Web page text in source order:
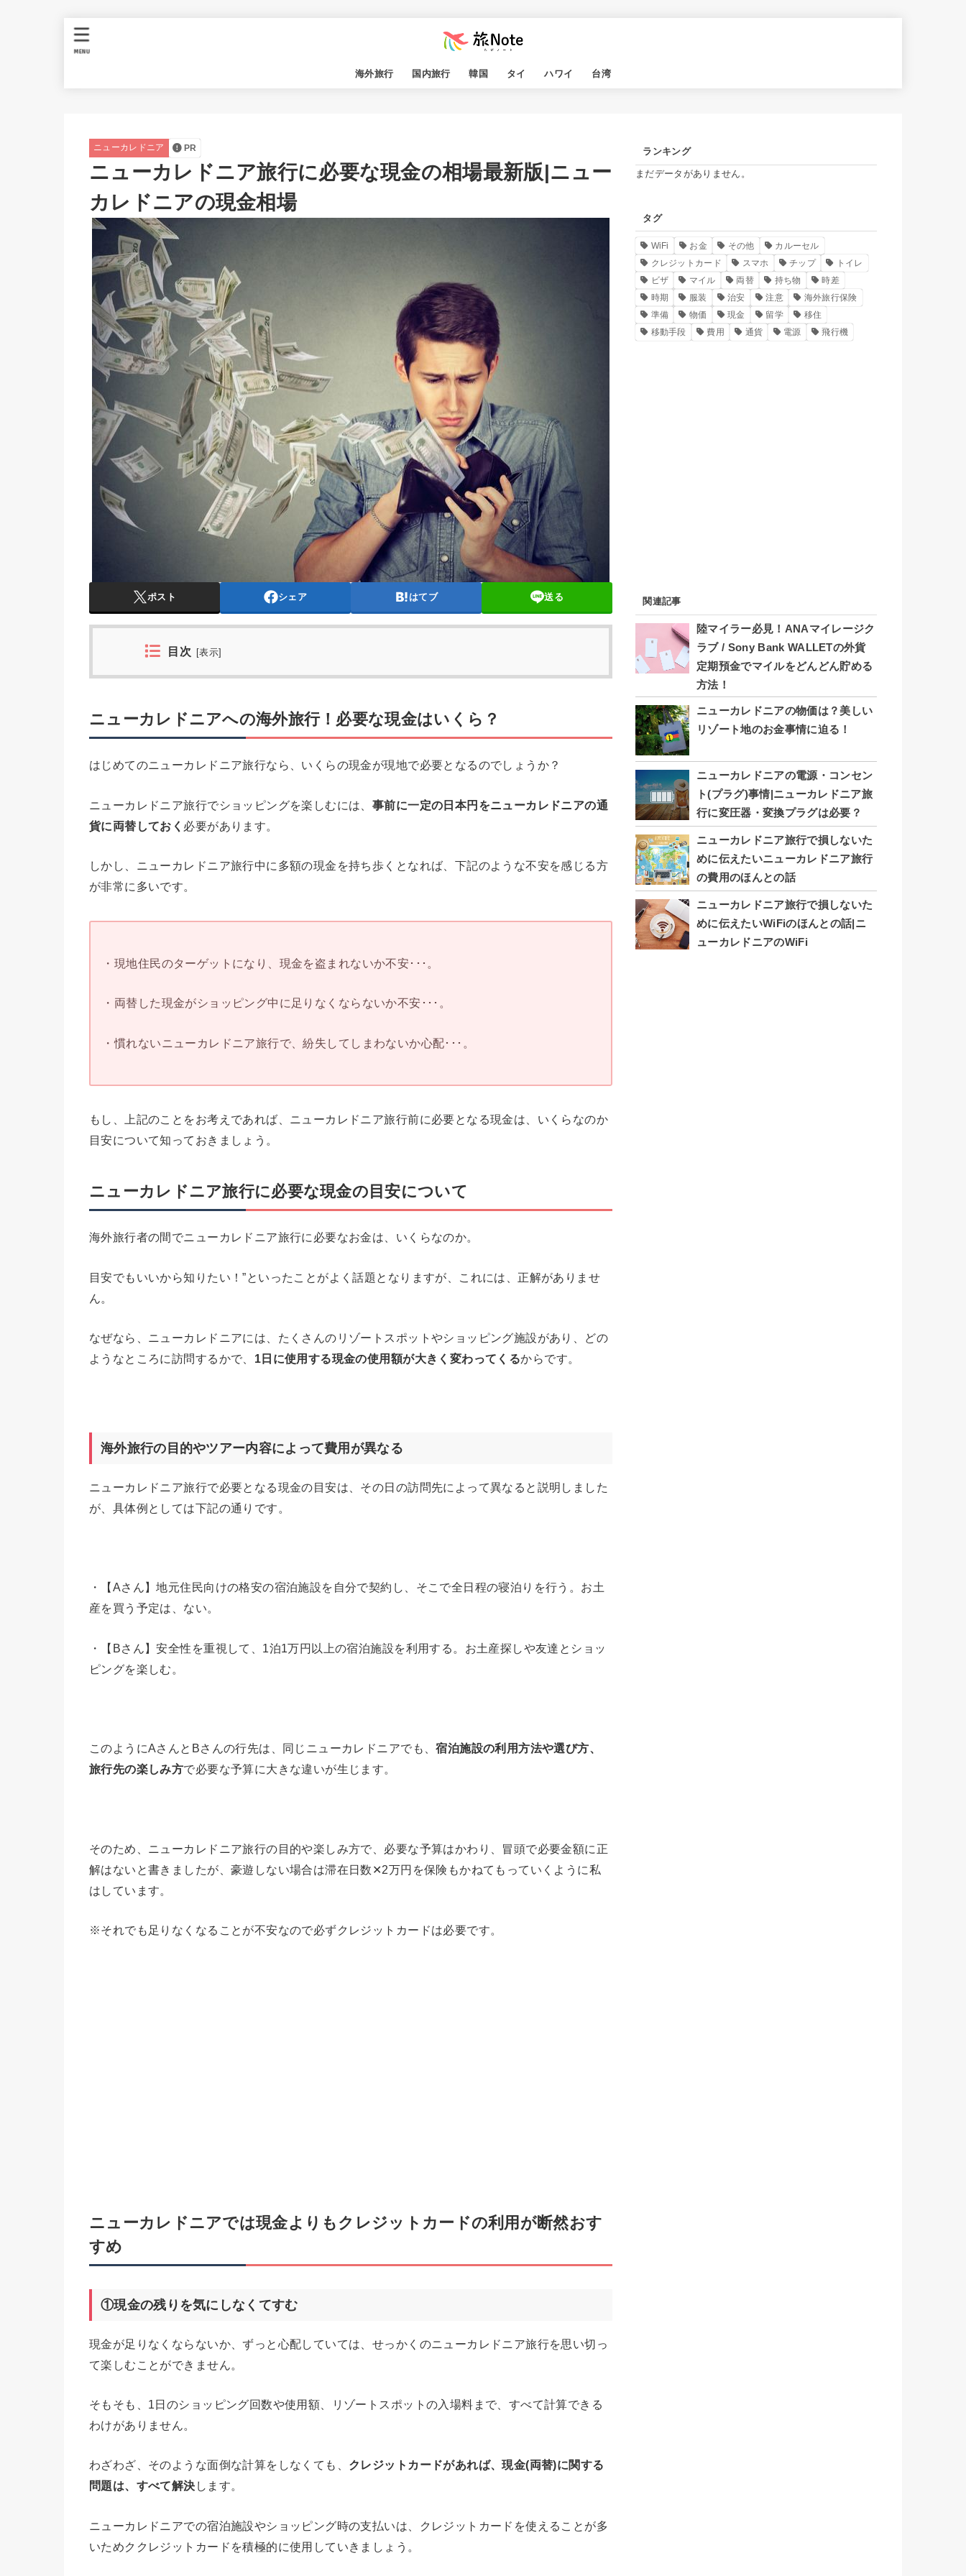
海外旅行 国内旅行 韓国 タイ ハワイ 台湾
MENU
ニューカレドニア PR
ニューカレドニア旅行に必要な現金の相場最新版|ニュー
カレドニアの現金相場
ポスト シェア はてブ 送る
目次 [表示
ニューカレドニアへの海外旅行！必要な現金はいくら？
はじめてのニューカレドニア旅行なら、いくらの現金が現地で必要となるのでしょうか？
ニューカレドニア旅行でショッピングを楽しむには、 事前に一定の日本円をニューカレドニアの通
貨に両替しておく 必要があります。
しかし、ニューカレドニア旅行中に多額の現金を持ち歩くとなれば、下記のような不安を感じる方
が非常に多いです。
・現地住民のターゲットになり、現金を盗まれないか不安･･･。
・両替した現金がショッピング中に足りなくならないか不安･･･。
・慣れないニューカレドニア旅行で、紛失してしまわないか心配･･･。
もし、上記のことをお考えであれば、ニューカレドニア旅行前に必要となる現金は、いくらなのか
目安について知っておきましょう。
ニューカレドニア旅行に必要な現金の目安について
海外旅行者の間でニューカレドニア旅行に必要なお金は、いくらなのか。
目安でもいいから知りたい！”といったことがよく話題となりますが、これには、正解がありませ
ん。
なぜなら、ニューカレドニアには、たくさんのリゾートスポットやショッピング施設があり、どの
ようなところに訪問するかで、 1日に使用する現金の使用額が大きく変わってくるからです。
海外旅行の目的やツアー内容によって費用が異なる
ニューカレドニア旅行で必要となる現金の目安は、その日の訪問先によって異なると説明しました
が、具体例としては下記の通りです。
・【Aさん】地元住民向けの格安の宿泊施設を自分で契約し、そこで全日程の寝泊りを行う。お土
産を買う予定は、ない。
・【Bさん】安全性を重視して、1泊1万円以上の宿泊施設を利用する。お土産探しや友達とショッ
ピングを楽しむ。
このようにAさんとBさんの行先は、同じニューカレドニアでも、宿泊施設の利用方法や選び方、
旅行先の楽しみ方で必要な予算に大きな違いが生じます。
そのため、ニューカレドニア旅行の目的や楽しみ方で、必要な予算はかわり、冒頭で必要金額に正
解はないと書きましたが、豪遊しない場合は滞在日数✕2万円を保険もかねてもっていくように私
はしています。
※それでも足りなくなることが不安なので必ずクレジットカードは必要です。
ニューカレドニアでは現金よりもクレジットカードの利用が断然おす
すめ
①現金の残りを気にしなくてすむ
現金が足りなくならないか、ずっと心配していては、せっかくのニューカレドニア旅行を思い切っ
て楽しむことができません。
そもそも、1日のショッピング回数や使用額、リゾートスポットの入場料まで、すべて計算できる
わけがありません。
わざわざ、そのような面倒な計算をしなくても、 クレジットカードがあれば、現金(両替)に関する
問題は、すべて解決 します。
ニューカレドニアでの宿泊施設やショッピング時の支払いは、クレジットカードを使えることが多
いためククレジットカードを積極的に使用していきましょう。
ランキング
まだデータがありません。
タグ
WiFi お金 その他
カルーセル
クレジットカード
スマホ チップ
トイレ
ビザ
マイル 両替 持ち物
時差
時期
服装 治安 注意
海外旅行保険
準備
物価 現金 留学
移住
移動手段
費用 通貨 電源 飛行機
関連記事
陸マイラー必見！ANAマイレージク
ラブ / Sony Bank WALLETの外貨
定期預金でマイルをどんどん貯める
方法！
ニューカレドニアの物価は？美しい
リゾート地のお金事情に迫る！
ニューカレドニアの電源・コンセン
ト(プラグ)事情|ニューカレドニア旅
行に変圧器・変換プラグは必要？
ニューカレドニア旅行で損しないた
めに伝えたいニューカレドニア旅行
の費用のほんとの話
ニューカレドニア旅行で損しないた
めに伝えたいWiFiのほんとの話|ニ
ューカレドニアのWiFi